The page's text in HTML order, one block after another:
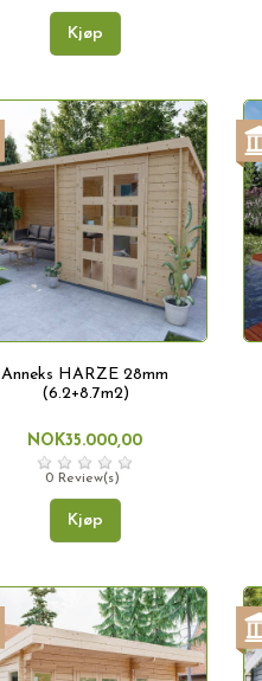
Kjøp
Anneks HARZE 28mm
(6.2+8.7m2)
NOK35.000,00
0 Review(s)
Kjøp